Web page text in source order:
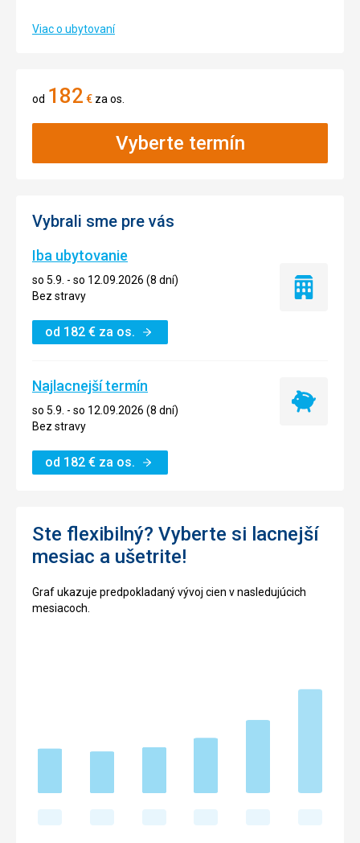
Viac o ubytovaní
od 182 € za os.
Vyberte termín
Vybrali sme pre vás
Iba ubytovanie
so 5.9. - so 12.09.2026 (8 dní)
Bez stravy
od 182 € za os.
Iba
Najlacnejší termín
so 5.9. - so 12.09.2026 (8 dní)
Bez stravy
od 182 € za os.
Najlacnejší
Ste flexibilný? Vyberte si lacnejší
mesiac a ušetrite!
Graf ukazuje predpokladaný vývoj cien v nasledujúcich
mesiacoch.